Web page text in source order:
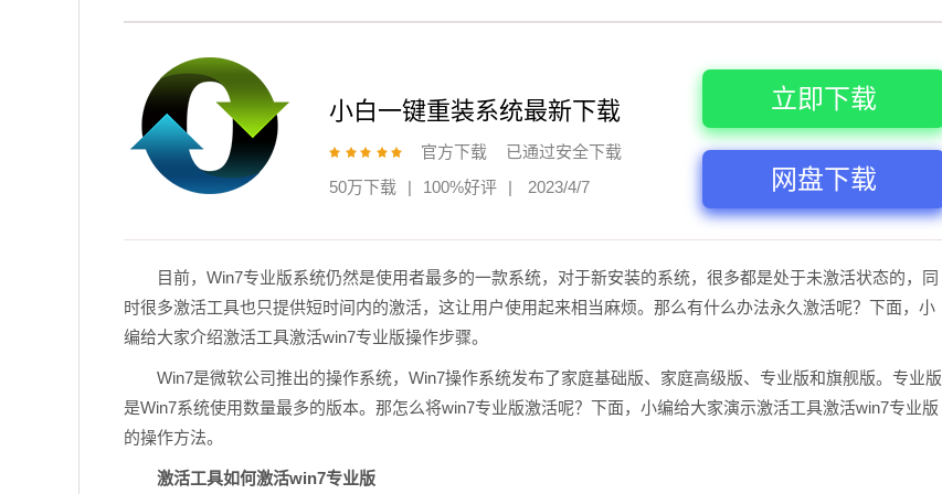
小白一键重装系统最新下载
官方下载
已通过安全下载
50万下载
| 100%好评 | 2023/4/7
立即下载
网盘下载
目前，Win7专业版系统仍然是使用者最多的一款系统，对于新安装的系统，很多都是处于未激活状态的，同
时很多激活工具也只提供短时间内的激活，这让用户使用起来相当麻烦。那么有什么办法永久激活呢？下面，小
编给大家介绍激活工具激活win7专业版操作步骤。
Win7是微软公司推出的操作系统，Win7操作系统发布了家庭基础版、家庭高级版、专业版和旗舰版。专业版
是Win7系统使用数量最多的版本。那怎么将win7专业版激活呢？下面，小编给大家演示激活工具激活win7专业版
的操作方法。
激活工具如何激活win7专业版